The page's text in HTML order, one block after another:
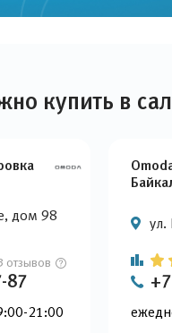
купить в
дом 98
отзывов
87
21:00
ул.